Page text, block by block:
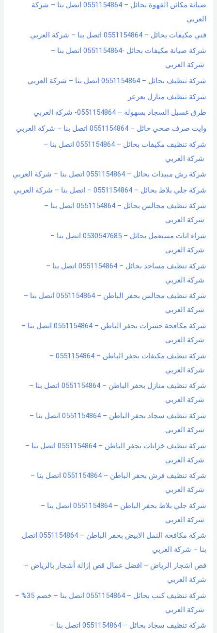
f
o
r
:
صيانة مكائن القهوة بحائل – 0551154864 اتصل بنا – شركة
العربي
فني مكيفات بحائل – 0551154864 اتصل بنا – شركة العربي
شركة صيانة مكيفات بحائل -0551154864 اتصل بنا –
شركة العربي
شركة تنظيف بحائل – 0551154864 اتصل بنا – شركة العربي
شركة تنظيف منازل بعرعر
طرق غسيل السجاد بسهولة – 0551154864- شركة العربي
وايت صرف صحي حائل – 0551154864 اتصل بنا – شركة العربي
شركة تنظيف مكيفات بحائل – 0551154864 اتصل بنا –
شركة العربي
شركة رش مبيدات بحائل – 0551154864 اتصل بنا – شركة العربي
شركة جلي بلاط بحائل – 0551154864 – اتصل بنا – شركة العربي
شركة تنظيف مجالس بحائل – 0551154864 اتصل بنا –
شركة العربي
شراء اثاث مستعمل بحائل – 0530547685 اتصل بنا –
شركة العربي
شركة تنظيف مساجد بحائل – 0551154864 اتصل بنا –
شركة العربي
شركة تنظيف مجالس بحفر الباطن – 0551154864 اتصل بنا –
شركة العربي
شركة مكافحة حشرات بحفر الباطن – 0551154864 اتصل بنا –
شركة العربي
شركة تنظيف مكيفات بحفر الباطن – 0551154864 –
شركة العربي
شركة تنظيف منازل بحفر الباطن – 0551154864 اتصل بنا –
شركة العربي
شركة تنظيف سجاد بحفر الباطن – 0551154864 اتصل بنا –
شركة العربي
شركة تنظيف خزانات بحفر الباطن – 0551154864 اتصل بنا –
شركة العربي
شركة تنظيف فرش بحفر الباطن – 0551154864 اتصل بنا –
شركة العربي
شركة جلي بلاط بحفر الباطن – 0551154864 اتصل بنا –
شركة العربي
شركة مكافحة النمل الابيض بحفر الباطن – 0551154864 اتصل
بنا – شركة العربي
قص اشجار الرياض – افضل عمال قص إزالة أشجار بالرياض –
شركة العربي
شركة تنظيف كنب بحائل – 0551154864 اتصل بنا – خصم 35% –
شركة العربي
شركة تنظيف سجاد بحائل – 0551154864 اتصل بنا –